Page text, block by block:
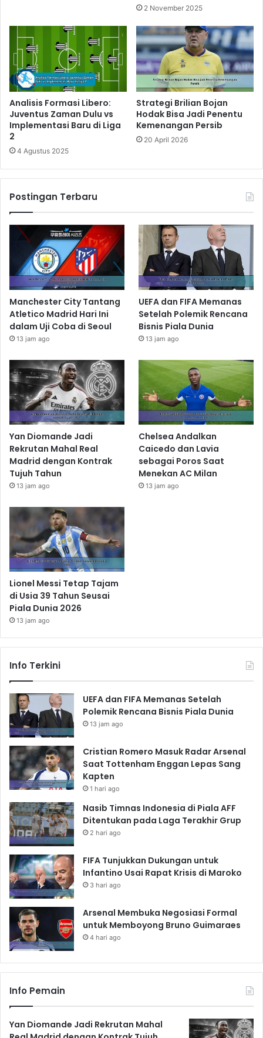
2 November 2025
Analisis Formasi Libero:
Juventus Zaman Dulu vs
Implementasi Baru di Liga
2
4 Agustus 2025
Strategi Brilian Bojan
Hodak Bisa Jadi Penentu
Kemenangan Persib
20 April 2026
Postingan Terbaru
Manchester City Tantang
Atletico Madrid Hari Ini
dalam Uji Coba di Seoul
13 jam ago
UEFA dan FIFA Memanas
Setelah Polemik Rencana
Bisnis Piala Dunia
13 jam ago
Yan Diomande Jadi
Rekrutan Mahal Real
Madrid dengan Kontrak
Tujuh Tahun
13 jam ago
Chelsea Andalkan
Caicedo dan Lavia
sebagai Poros Saat
Menekan AC Milan
13 jam ago
Lionel Messi Tetap Tajam
di Usia 39 Tahun Seusai
Piala Dunia 2026
13 jam ago
Info Terkini
UEFA dan FIFA Memanas Setelah
Polemik Rencana Bisnis Piala Dunia
13 jam ago
Cristian Romero Masuk Radar Arsenal
Saat Tottenham Enggan Lepas Sang
Kapten
1 hari ago
Nasib Timnas Indonesia di Piala AFF
Ditentukan pada Laga Terakhir Grup
2 hari ago
FIFA Tunjukkan Dukungan untuk
Infantino Usai Rapat Krisis di Maroko
3 hari ago
Arsenal Membuka Negosiasi Formal
untuk Memboyong Bruno Guimaraes
4 hari ago
Info Pemain
Yan Diomande Jadi Rekrutan Mahal